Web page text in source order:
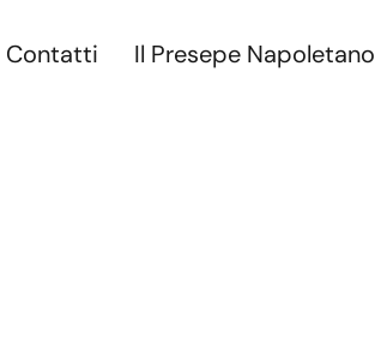
Contatti Il Presepe Napoletano